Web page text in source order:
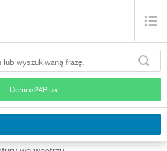
Démos24Plus